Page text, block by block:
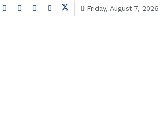
Friday, August 7, 2026